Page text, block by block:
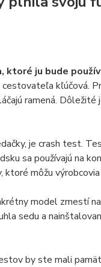
ktoré ju bude
kľúčová.
ramená. Dôležité
je crash test.
sa používajú na
ktoré môžu
model zmestí
sedu a
by ste mali